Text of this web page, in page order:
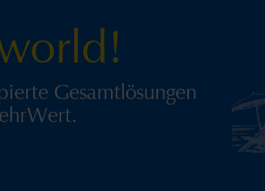
Gesamtlösungen